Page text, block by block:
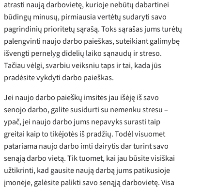
atrasti naują darbovietę, kurioje nebūtų dabartinei
būdingų minusų, pirmiausia vertėtų sudaryti savo
pagrindinių prioritetų sąrašą. Toks sąrašas jums turėtų
palengvinti naujo darbo paieškas, suteikiant galimybę
išvengti pernelyg didelių laiko sąnaudų ir streso.
Tačiau vėlgi, svarbiu veiksniu taps ir tai, kada jūs
pradėsite vykdyti darbo paieškas.
Jei naujo darbo paieškų imsitės jau išėję iš savo
senojo darbo, galite susidurti su nemenku stresu –
ypač, jei naujo darbo jums nepavyks surasti taip
greitai kaip to tikėjotės iš pradžių. Todėl visuomet
patariama naujo darbo imti dairytis dar turint savo
senąją darbo vietą. Tik tuomet, kai jau būsite visiškai
užtikrinti, kad gausite naują darbą jums patikusioje
įmonėje, galėsite palikti savo senąją darbovietę. Visa